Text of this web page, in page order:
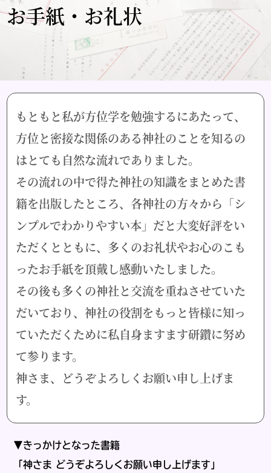
お手紙・お礼状
もともと私が方位学を勉強するにあたって、
方位と密接な関係のある神社のことを知るの
はとても自然な流れでありました。
その流れの中で得た神社の知識をまとめた書
籍を出版したところ、各神社の方々から「シ
ンプルでわかりやすい本」だと大変好評をい
ただくとともに、多くのお礼状やお心のこも
ったお手紙を頂戴し感動いたしました。
その後も多くの神社と交流を重ねさせていた
だいており、神社の役割をもっと皆様に知っ
ていただくために私自身ますます研鑽に努め
て参ります。
神さま、どうぞよろしくお願い申し上げま
す。
▼きっかけとなった書籍
「神さま どうぞよろしくお願い申し上げます」